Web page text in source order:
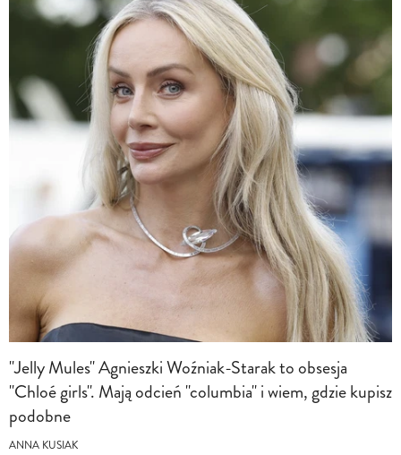
"Jelly Mules" Agnieszki Woźniak-Starak to obsesja
"Chloé girls". Mają odcień "columbia" i wiem, gdzie kupisz
podobne
ANNA KUSIAK